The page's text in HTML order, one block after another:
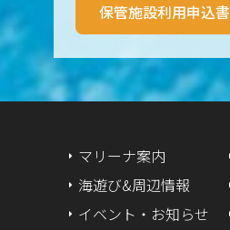
2024年6月
2024年5月
2024年4月
2024年2月
保管施設利用申込書
マリーナ案内
海遊び&周辺情報
イベント・お知らせ